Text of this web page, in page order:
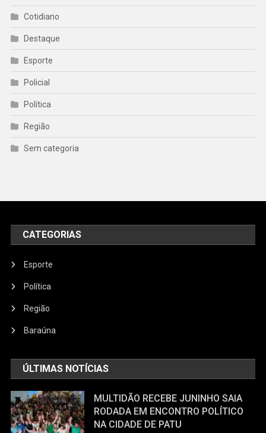
Cotidiano
Destaque
Esporte
Policial
Política
Região
Sem categoria
CATEGORIAS
Esporte
Política
Região
Baraúna
ÚLTIMAS NOTÍCIAS
MULTIDÃO RECEBE JUNINHO SAIA
RODADA EM ENCONTRO POLÍTICO
NA CIDADE DE PATU